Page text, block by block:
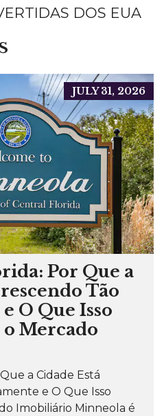
DOS EUA
JULY 31, 2026
Por Que a
Tão
O Que Isso
Mercado
a Cidade Está
e O Que Isso
Imobiliário Minneola é